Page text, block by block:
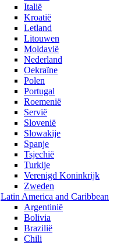
Italië
Kroatië
Letland
Litouwen
Moldavië
Nederland
Oekraïne
Polen
Portugal
Roemenië
Servië
Slovenië
Slowakije
Spanje
Tsjechië
Turkije
Verenigd Koninkrijk
Zweden
Latin America and Caribbean
Argentinië
Bolivia
Brazilië
Chili